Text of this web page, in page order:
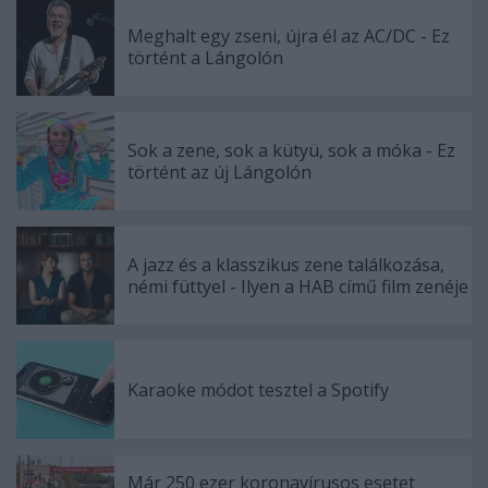
Meghalt egy zseni, újra él az AC/DC - Ez
történt a Lángolón
Sok a zene, sok a kütyü, sok a móka - Ez
történt az új Lángolón
A jazz és a klasszikus zene találkozása,
némi füttyel - Ilyen a HAB című film zenéje
Karaoke módot tesztel a Spotify
Már 250 ezer koronavírusos esetet